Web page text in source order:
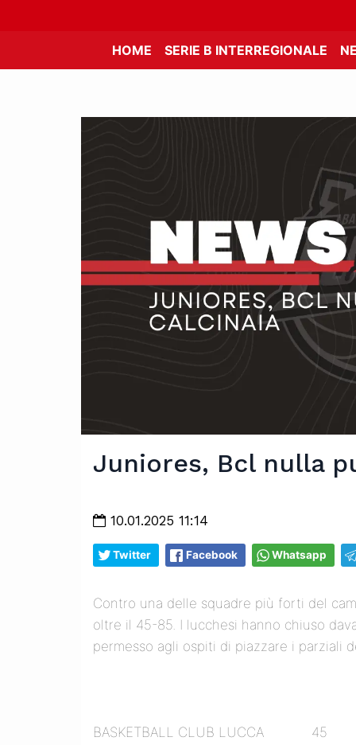
HOME SERIE B INTERREGIONALE
Juniores, Bcl nulla
10.01.2025 11:14
Twitter Facebook Whatsapp
Contro una delle squadre più forti del
oltre il 45-85. I lucchesi hanno chiuso
permesso agli ospiti di piazzare i parziali
BASKETBALL CLUB LUCCA 45